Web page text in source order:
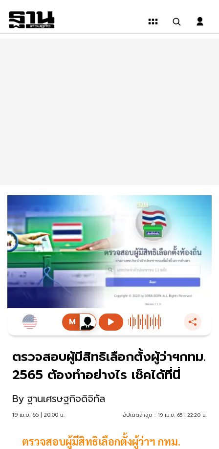
ตรวจสอบผู้มีสิทธิเลือกตั้งผู้ว่าฯกทม.
2565 ต้องทำอย่างไร เช็คได้ที่นี่
By ฐานเศรษฐกิจดิจิทัล
19 เม.ย. 65 | 20:00 น. อัปเดตล่าสุด : 19 เม.ย. 65 | 22:20 น.
ตรวจสอบผู้มีสิทธิเลือกตั้งผู้ว่าฯ กทม.